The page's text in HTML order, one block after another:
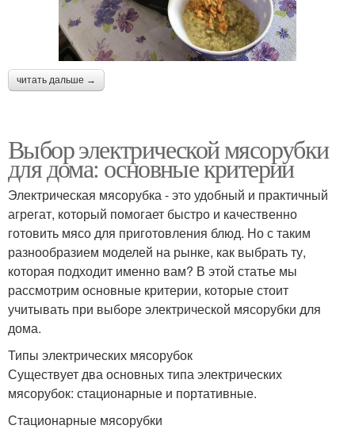
читать дальше →
Выбор электрической мясорубки
для дома: основные критерии
Электрическая мясорубка - это удобный и практичный
агрегат, который помогает быстро и качественно
готовить мясо для приготовления блюд. Но с таким
разнообразием моделей на рынке, как выбрать ту,
которая подходит именно вам? В этой статье мы
рассмотрим основные критерии, которые стоит
учитывать при выборе электрической мясорубки для
дома.
Типы электрических мясорубок
Существует два основных типа электрических
мясорубок: стационарные и портативные.
Стационарные мясорубки